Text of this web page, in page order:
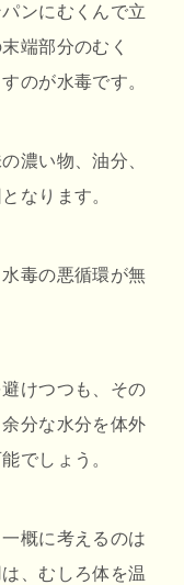
ンにむくんで立
端部分のむく
のが水毒です。
濃い物、油分、
なります。
毒の悪循環が無
けつつも、その
分な水分を体外
でしょう。
概に考えるのは
、むしろ体を温